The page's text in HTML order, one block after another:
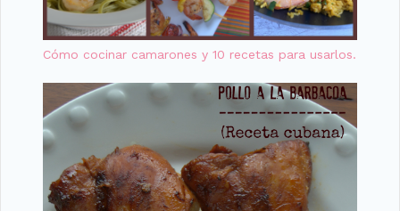
Cómo cocinar camarones y 10 recetas para usarlos.